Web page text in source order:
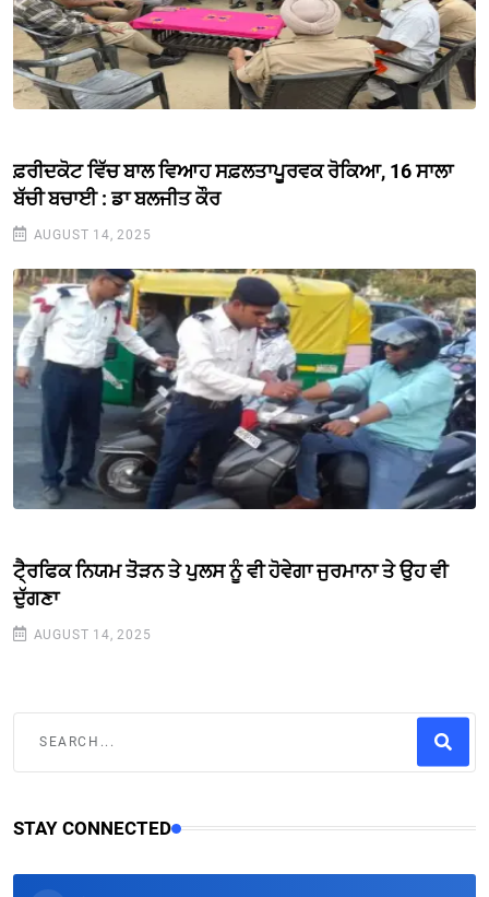
ਫ਼ਰੀਦਕੋਟ ਵਿੱਚ ਬਾਲ ਵਿਆਹ ਸਫ਼ਲਤਾਪੂਰਵਕ ਰੋਕਿਆ, 16 ਸਾਲਾ
ਬੱਚੀ ਬਚਾਈ : ਡਾ ਬਲਜੀਤ ਕੌਰ
AUGUST 14, 2025
ਟੈ੍ਰਫਿਕ ਨਿਯਮ ਤੋੋੜਨ ਤੇ ਪੁਲਸ ਨੂੰ ਵੀ ਹੋਵੇਗਾ ਜੁਰਮਾਨਾ ਤੇ ਉਹ ਵੀ
ਦੁੱਗਣਾ
AUGUST 14, 2025
STAY CONNECTED